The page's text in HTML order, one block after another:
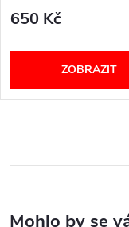
650 Kč
ZOBRAZIT